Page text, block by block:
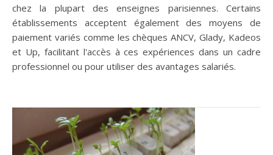
chez la plupart des enseignes parisiennes. Certains
établissements acceptent également des moyens de
paiement variés comme les chèques ANCV, Glady, Kadeos
et Up, facilitant l'accès à ces expériences dans un cadre
professionnel ou pour utiliser des avantages salariés.